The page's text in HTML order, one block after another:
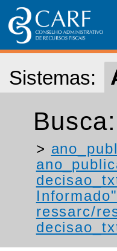
Sistemas:
Busca:
>
Informado"
ressarc/